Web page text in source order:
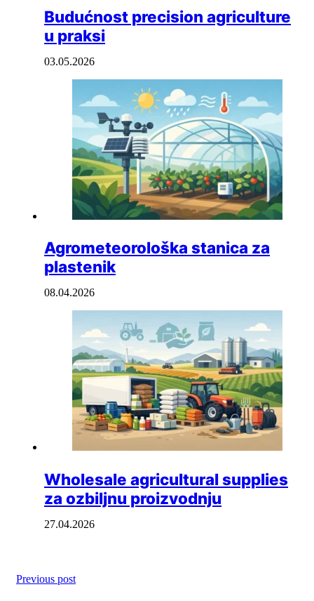
Budućnost precision agriculture
u praksi
03.05.2026
Agrometeorološka stanica za
plastenik
08.04.2026
Wholesale agricultural supplies
za ozbiljnu proizvodnju
27.04.2026
Previous post